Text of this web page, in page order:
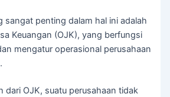
sangat penting dalam hal ini adalah
Keuangan (OJK), yang berfungsi
mengatur operasional perusahaan
dari OJK, suatu perusahaan tidak